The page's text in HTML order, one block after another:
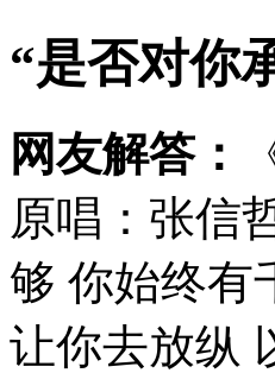
“是否对你
网友解答：
原唱：张信
够 你始终有
让你去放纵